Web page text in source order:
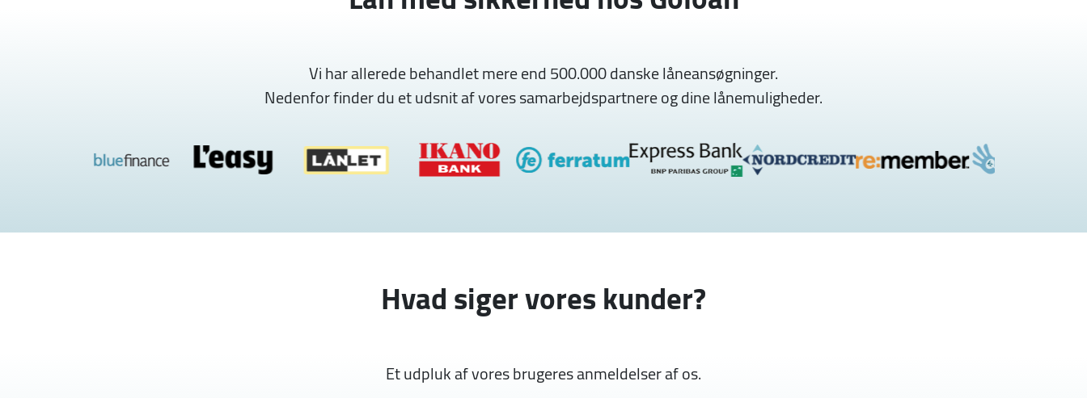
Vi har allerede behandlet mere end 500.000 danske låneansøgninger.
Nedenfor finder du et udsnit af vores samarbejdspartnere og dine lånemuligheder.
Hvad siger vores kunder?
Et udpluk af vores brugeres anmeldelser af os.